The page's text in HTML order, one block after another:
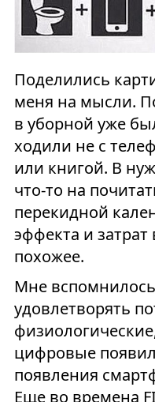
Поделились
меня на мысли.
в уборной уже
ходили не с
или книгой. В
что-то на
перекидной
эффекта и
похожее.
Мне
удовлетворять
цифровые
появления
Еще во времена